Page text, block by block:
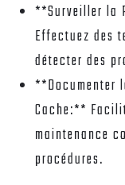
**Surveiller la
Effectuez des
détecter des
**Documenter
Cache:**
maintenance
procédures.